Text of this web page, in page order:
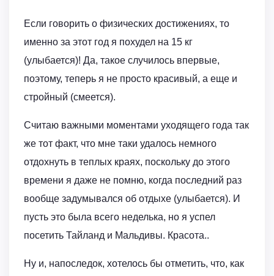
Если говорить о физических достижениях, то
именно за этот год я похудел на 15 кг
(улыбается)! Да, такое случилось впервые,
поэтому, теперь я не просто красивый, а еще и
стройный (смеется).
Считаю важными моментами уходящего года так
же тот факт, что мне таки удалось немного
отдохнуть в теплых краях, поскольку до этого
времени я даже не помню, когда последний раз
вообще задумывался об отдыхе (улыбается). И
пусть это была всего неделька, но я успел
посетить Тайланд и Мальдивы. Красота..
Ну и, напоследок, хотелось бы отметить, что, как